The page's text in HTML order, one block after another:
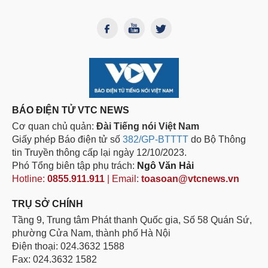
BÁO ĐIỆN TỬ VTC NEWS
Cơ quan chủ quản: Đài Tiếng nói Việt Nam
Giấy phép Báo điện tử số 382/GP-BTTTT do Bộ Thông
tin Truyền thông cấp lại ngày 12/10/2023.
Phó Tổng biên tập phụ trách: Ngô Văn Hải
Hotline: 0855.911.911 | Email: toasoan@vtcnews.vn
TRỤ SỞ CHÍNH
Tầng 9, Trung tâm Phát thanh Quốc gia, Số 58 Quán Sứ,
phường Cửa Nam, thành phố Hà Nội
Điện thoại: 024.3632 1588
Fax: 024.3632 1582